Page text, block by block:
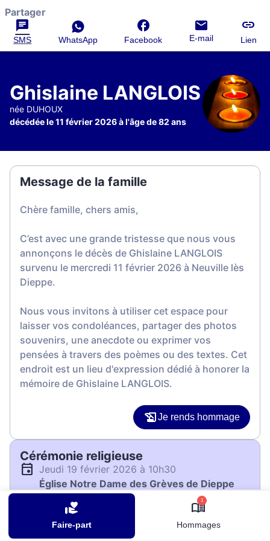
Faire-part
1
Hommages
Partager
SMS WhatsApp Facebook E-mail Lien
Ghislaine LANGLOIS
née DUHOUX
décédée le 11 février 2026 à l'âge de 82 ans
Message de la famille
Chère famille, chers amis,
C’est avec une grande tristesse que nous vous
annonçons le décès de Ghislaine LANGLOIS
survenu le mercredi 11 février 2026 à Neuville lès
Dieppe.
Nous vous invitons à utiliser cet espace pour
laisser vos condoléances, partager des photos
souvenirs, une anecdote ou exprimer vos
pensées à travers des poèmes ou des textes. Cet
endroit est un lieu d'expression dédié à honorer la
mémoire de Ghislaine LANGLOIS.
Je rends hommage
Cérémonie religieuse
jeudi 19 février 2026 à 10h30
Église Notre Dame des Grèves de Dieppe
76200 Dieppe